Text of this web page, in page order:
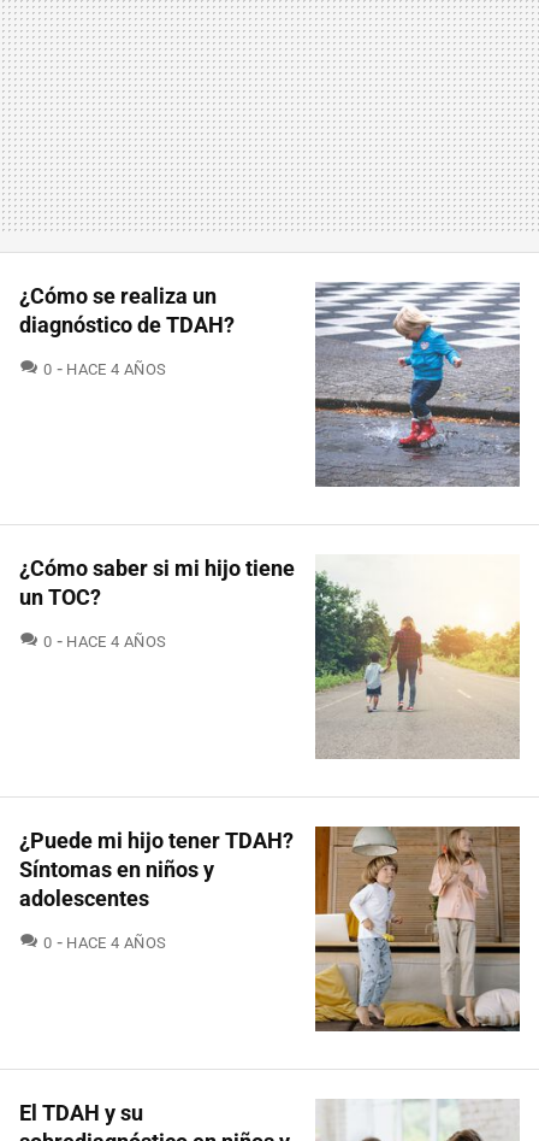
¿Cómo se realiza un
diagnóstico de TDAH?
0 COMENTARIOS
HACE 4 AÑOS
¿Cómo saber si mi hijo tiene
un TOC?
0 COMENTARIOS
HACE 4 AÑOS
¿Puede mi hijo tener TDAH?
Síntomas en niños y
adolescentes
0 COMENTARIOS
HACE 4 AÑOS
El TDAH y su